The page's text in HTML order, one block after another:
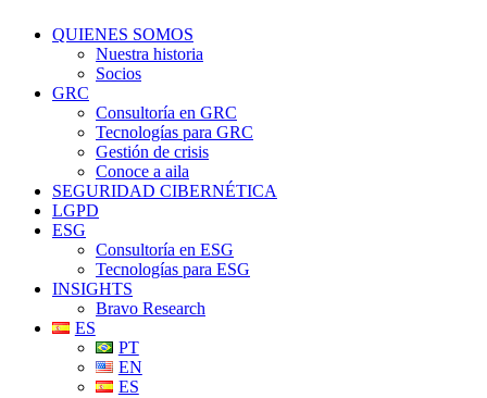
QUIENES SOMOS
Nuestra historia
Socios
GRC
Consultoría en GRC
Tecnologías para GRC
Gestión de crisis
Conoce a aila
SEGURIDAD CIBERNÉTICA
LGPD
ESG
Consultoría en ESG
Tecnologías para ESG
INSIGHTS
Bravo Research
ES
PT
EN
ES